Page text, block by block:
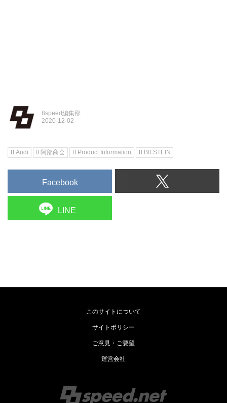
8speed編集部
Audi 阿部商会 Product Information BILSTEIN
Facebook
LINE
このサイトについて
サイトポリシー
ご意見・ご要望
運営会社